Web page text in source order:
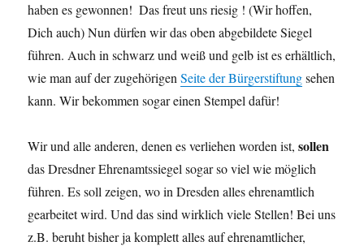
haben es gewonnen! Das freut uns riesig ! (Wir hoffen,
Dich auch) Nun dürfen wir das oben abgebildete Siegel
führen. Auch in schwarz und weiß und gelb ist es erhältlich,
wie man auf der zugehörigenSeite der Bürgerstiftungsehen
kann. Wir bekommen sogar einen Stempel dafür!
Wir und alle anderen, denen es verliehen worden ist,sollen
das Dresdner Ehrenamtssiegel sogar so viel wie möglich
führen. Es soll zeigen, wo in Dresden alles ehrenamtlich
gearbeitet wird. Und das sind wirklich viele Stellen! Bei uns
z.B. beruht bisher ja komplett alles auf ehrenamtlicher,